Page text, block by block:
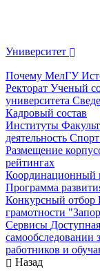
Университет
Почему МелГУ
Ректорат Ученый
университета
Кадровый состав
Институты
деятельность Спорт
Размещение
рейтингах
Координационный
Программа
Конкурсный отбор
грамотности
Сервисы
самообследовании
работников и
Назад